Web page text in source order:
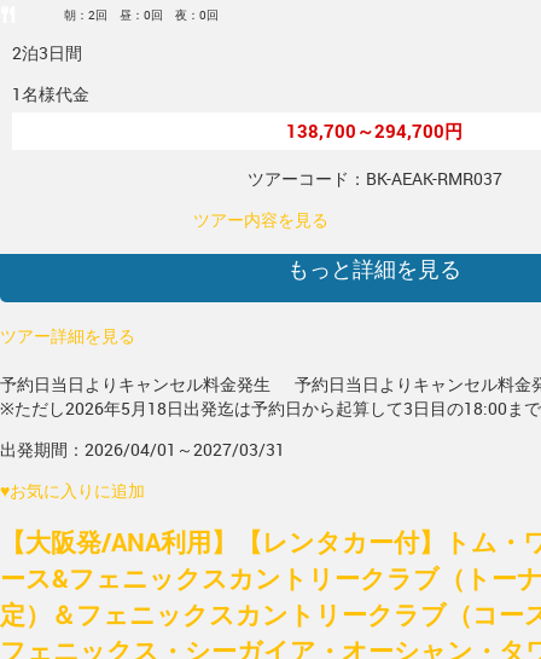
朝：2回 昼：0回 夜：0回
2泊3日間
1名様代金
138,700～294,700円
ツアーコード：BK-AEAK-RMR037
ツアー内容を見る
もっと詳細を見る
ツアー詳細を見る
予約日当日よりキャンセル料金発生
予約日当日よりキャンセル料金
※ただし2026年5月18日出発迄は予約日から起算して3日目の18:00ま
出発期間：2026/04/01～2027/03/31
♥お気に入りに追加
【大阪発/ANA利用】【レンタカー付】トム
ース&フェニックスカントリークラブ（トー
定）＆フェニックスカントリークラブ（コー
フェニックス・シーガイア・オーシャン・タ